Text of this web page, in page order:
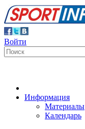
Войти
Информация
Материалы
Календарь